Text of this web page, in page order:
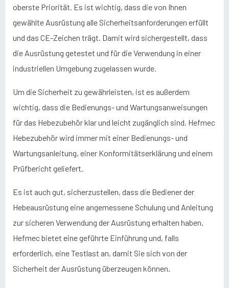
oberste Priorität. Es ist wichtig, dass die von Ihnen
gewählte Ausrüstung alle Sicherheitsanforderungen erfüllt
und das CE-Zeichen trägt. Damit wird sichergestellt, dass
die Ausrüstung getestet und für die Verwendung in einer
industriellen Umgebung zugelassen wurde.
Um die Sicherheit zu gewährleisten, ist es außerdem
wichtig, dass die Bedienungs- und Wartungsanweisungen
für das Hebezubehör klar und leicht zugänglich sind. Hefmec
Hebezubehör wird immer mit einer Bedienungs- und
Wartungsanleitung, einer Konformitätserklärung und einem
Prüfbericht geliefert.
Es ist auch gut, sicherzustellen, dass die Bediener der
Hebeausrüstung eine angemessene Schulung und Anleitung
zur sicheren Verwendung der Ausrüstung erhalten haben.
Hefmec bietet eine geführte Einführung und, falls
erforderlich, eine Testlast an, damit Sie sich von der
Sicherheit der Ausrüstung überzeugen können.